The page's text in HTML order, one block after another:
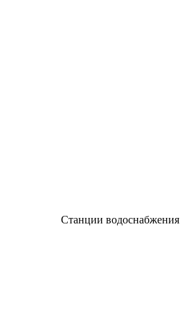
Станции водоснабжения